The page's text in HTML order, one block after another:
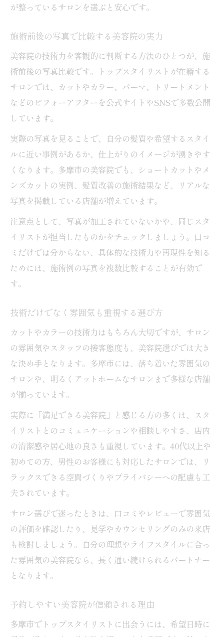
が整っているサロンを選ぶと安心です。
施術前後の写真で比較する美容院の実力
美容院の技術力を客観的に判断する方法のひとつが、施
術前後の写真比較です。トップスタイリストが在籍する
サロンでは、カットやカラー、パーマ、トリートメント
などのビフォーアフターを公式サイトやSNSで多数公開
しています。
実際の写真を見ることで、自分の髪質や希望するスタイ
ルに近い事例があるか、仕上がりのイメージが湧きやす
くなります。多摩市の美容院でも、ショートカットやメ
ンズカットの実例、髪質改善の施術結果など、リアルな
写真を掲載している店舗が増えています。
注意点として、写真が加工されていないかや、同じスタ
イリストが担当したものかをチェックしましょう。口コ
ミだけでは分からない、具体的な技術力や再現性を知る
ためには、施術例の写真を複数比較することが有効で
す。
技術だけでなく雰囲気も重視する選び方
カットやカラーの技術力はもちろん大切ですが、サロン
の雰囲気やスタッフの接客態度も、美容院選びでは大き
な決め手となります。多摩市には、落ち着いた雰囲気の
サロンや、明るくアットホームなサロンまで多様な店舗
が揃っています。
実際に「満足できる美容院」と感じる方の多くは、スタ
イリストとのコミュニケーションや相談しやすさ、店内
の清潔感や居心地の良さも重視しています。40代以上や
初めての方、男性のお客様にも対応したサロンでは、リ
ラックスできる空間づくりやプライバシーへの配慮も工
夫されています。
サロン選びで迷ったときは、口コミやレビューで雰囲気
の評価を確認したり、見学やカウンセリングのみの来店
も検討しましょう。自分の理想やライフスタイルに合っ
た雰囲気の美容院なら、長く通い続けられるパートナー
となります。
予約しやすい美容院が信頼される理由
多摩市でトップスタイリストに出会うには、希望日時に